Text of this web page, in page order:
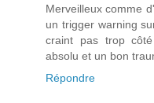
Merveilleux comme
un trigger warning
craint pas trop
absolu et un bon
Répondre